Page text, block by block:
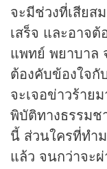
จะมีช่วงที่เสียส
เสร็จ และอาจ
แพทย์ พยาบาล
ต้องคับข้องใจกั
จะเจอข่าวร้าย
พิบัติทางธรรม
นี้ ส่วนใครที่ทำ
แล้ว จนกว่าจะ